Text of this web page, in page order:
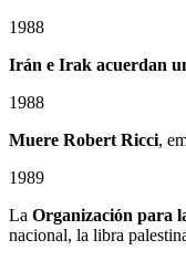
1988
Irán e Irak acuerdan
1988
Muere Robert Ricci,
1989
La Organización para
nacional, la libra